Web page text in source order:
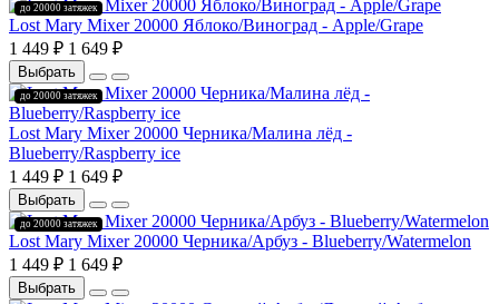
до 20000 затяжек
Lost Mary Mixer 20000 Яблоко/Виноград - Apple/Grape
1 449 ₽ 1 649 ₽
Выбрать
до 20000 затяжек
Lost Mary Mixer 20000 Черника/Малина лёд -
Blueberry/Raspberry ice
1 449 ₽ 1 649 ₽
Выбрать
до 20000 затяжек
Lost Mary Mixer 20000 Черника/Арбуз - Blueberry/Watermelon
1 449 ₽ 1 649 ₽
Выбрать